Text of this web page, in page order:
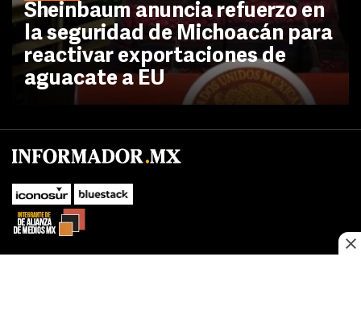
Sheinbaum anuncia refuerzo en
la seguridad de Michoacán para
reactivar exportaciones de
aguacate a EU